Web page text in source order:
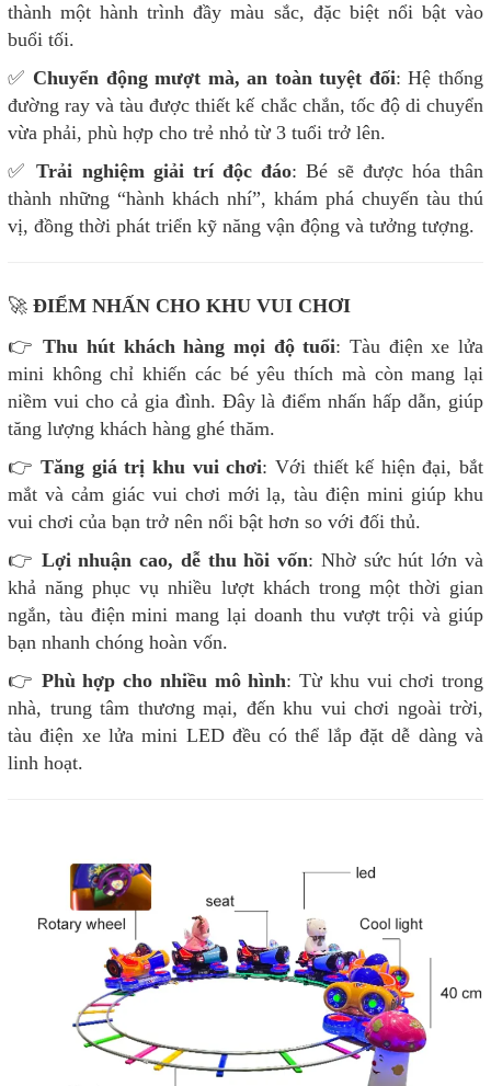
thành một hành trình đầy màu sắc, đặc biệt nổi bật vào
buổi tối.
✅ Chuyển động mượt mà, an toàn tuyệt đối: Hệ thống
đường ray và tàu được thiết kế chắc chắn, tốc độ di chuyển
vừa phải, phù hợp cho trẻ nhỏ từ 3 tuổi trở lên.
✅Trải nghiệm giải trí độc đáo: Bé sẽ được hóa thân
thành những “hành khách nhí”, khám phá chuyến tàu thú
vị, đồng thời phát triển kỹ năng vận động và tưởng tượng.
🚀 ĐIỂM NHẤN CHO KHU VUI CHƠI
👉Thu hút khách hàng mọi độ tuổi: Tàu điện xe lửa
mini không chỉ khiến các bé yêu thích mà còn mang lại
niềm vui cho cả gia đình. Đây là điểm nhấn hấp dẫn, giúp
tăng lượng khách hàng ghé thăm.
👉Tăng giá trị khu vui chơi: Với thiết kế hiện đại, bắt
mắt và cảm giác vui chơi mới lạ, tàu điện mini giúp khu
vui chơi của bạn trở nên nổi bật hơn so với đối thủ.
👉 Lợi nhuận cao, dễ thu hồi vốn: Nhờ sức hút lớn và
khả năng phục vụ nhiều lượt khách trong một thời gian
ngắn, tàu điện mini mang lại doanh thu vượt trội và giúp
bạn nhanh chóng hoàn vốn.
👉 Phù hợp cho nhiều mô hình: Từ khu vui chơi trong
nhà, trung tâm thương mại, đến khu vui chơi ngoài trời,
tàu điện xe lửa mini LED đều có thể lắp đặt dễ dàng và
linh hoạt.